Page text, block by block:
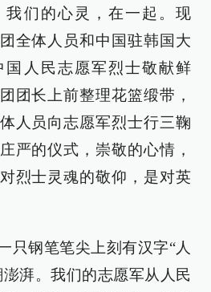
我们的心灵，在一起。现
全体人员和中国驻韩国大
国人民志愿军烈士敬献鲜
团长上前整理花篮缎带，
人员向志愿军烈士行三鞠
严的仪式，崇敬的心情，
烈士灵魂的敬仰，是对英
只钢笔笔尖上刻有汉字“人
湃。我们的志愿军从人民